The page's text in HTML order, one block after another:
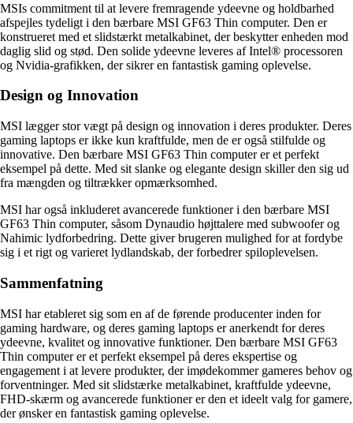
MSIs commitment til at levere fremragende ydeevne og holdbarhed
afspejles tydeligt i den bærbare MSI GF63 Thin computer. Den er
konstrueret med et slidstærkt metalkabinet, der beskytter enheden mod
daglig slid og stød. Den solide ydeevne leveres af Intel® processoren
og Nvidia-grafikken, der sikrer en fantastisk gaming oplevelse.
Design og Innovation
MSI lægger stor vægt på design og innovation i deres produkter. Deres
gaming laptops er ikke kun kraftfulde, men de er også stilfulde og
innovative. Den bærbare MSI GF63 Thin computer er et perfekt
eksempel på dette. Med sit slanke og elegante design skiller den sig ud
fra mængden og tiltrækker opmærksomhed.
MSI har også inkluderet avancerede funktioner i den bærbare MSI
GF63 Thin computer, såsom Dynaudio højttalere med subwoofer og
Nahimic lydforbedring. Dette giver brugeren mulighed for at fordybe
sig i et rigt og varieret lydlandskab, der forbedrer spiloplevelsen.
Sammenfatning
MSI har etableret sig som en af de førende producenter inden for
gaming hardware, og deres gaming laptops er anerkendt for deres
ydeevne, kvalitet og innovative funktioner. Den bærbare MSI GF63
Thin computer er et perfekt eksempel på deres ekspertise og
engagement i at levere produkter, der imødekommer gameres behov og
forventninger. Med sit slidstærke metalkabinet, kraftfulde ydeevne,
FHD-skærm og avancerede funktioner er den et ideelt valg for gamere,
der ønsker en fantastisk gaming oplevelse.